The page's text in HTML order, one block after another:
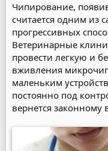
Чипирование,
считается одним из
прогрессивных
Ветеринарные
провести легкую и
вживления
маленьким
постоянно под
вернется законному